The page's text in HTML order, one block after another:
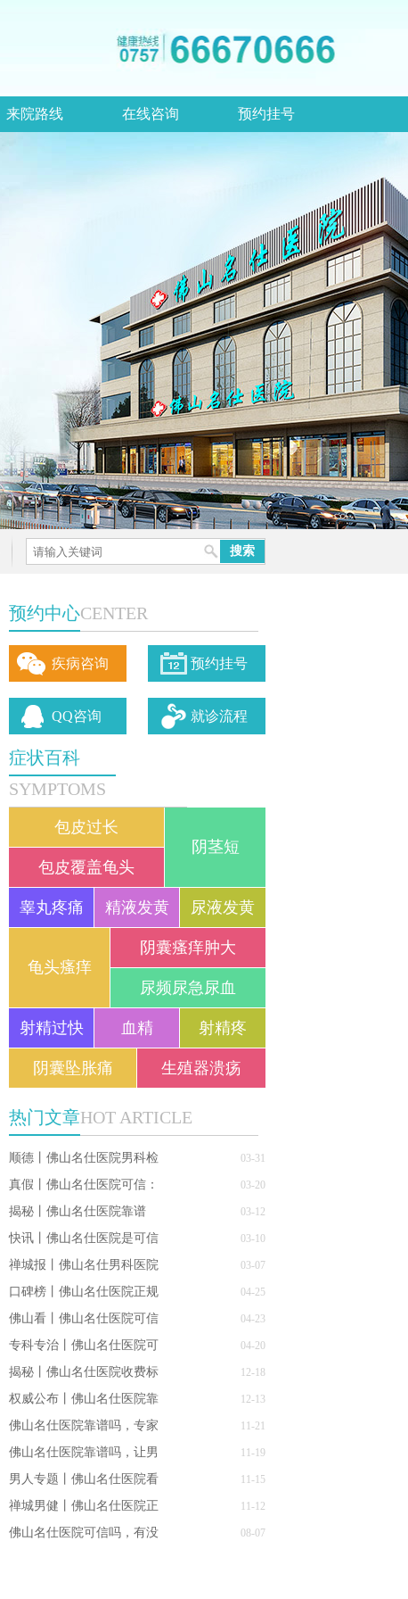
来院路线 在线咨询 预约挂号
预约中心CENTER
疾病咨询 预约挂号
QQ咨询 就诊流程
症状百科
SYMPTOMS
包皮过长
包皮覆盖龟头
阴茎短
睾丸疼痛 精液发黄 尿液发黄
阴囊瘙痒肿大
尿频尿急尿血
龟头瘙痒
射精过快 血精 射精疼
阴囊坠胀痛 生殖器溃疡
热门文章HOT ARTICLE
03-31
顺德丨佛山名仕医院男科检
03-20
真假丨佛山名仕医院可信：
03-12
揭秘丨佛山名仕医院靠谱
03-10
快讯丨佛山名仕医院是可信
03-07
禅城报丨佛山名仕男科医院
04-25
口碑榜丨佛山名仕医院正规
04-23
佛山看丨佛山名仕医院可信
04-20
专科专治丨佛山名仕医院可
12-18
揭秘丨佛山名仕医院收费标
12-13
权威公布丨佛山名仕医院靠
11-21
佛山名仕医院靠谱吗，专家
11-19
佛山名仕医院靠谱吗，让男
11-15
男人专题丨佛山名仕医院看
11-12
禅城男健丨佛山名仕医院正
08-07
佛山名仕医院可信吗，有没